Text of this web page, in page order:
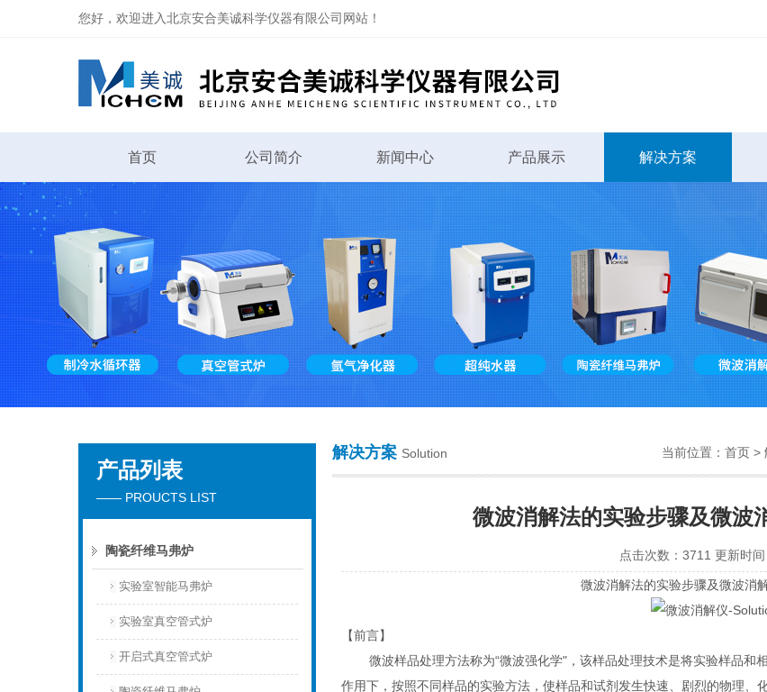
您好，欢迎进入北京安合美诚科学仪器有限公司网站！
首页 公司简介 新闻中心 产品展示 解决方案
产品列表
—— PROUCTS LIST
陶瓷纤维马弗炉
实验室智能马弗炉
实验室真空管式炉
开启式真空管式炉
解决方案 Solution 当前位置： 首页 >
微波消解法的实验步骤及微波
点击次数：3711 更新时
微波消解法的实验步骤及微波消
【前言】
微波样品处理方法称为“微波强化学"，该样品处理技术是将实验样品
作用下，按照不同样品的实验方法，使样品和试剂发生快速、剧烈的物理